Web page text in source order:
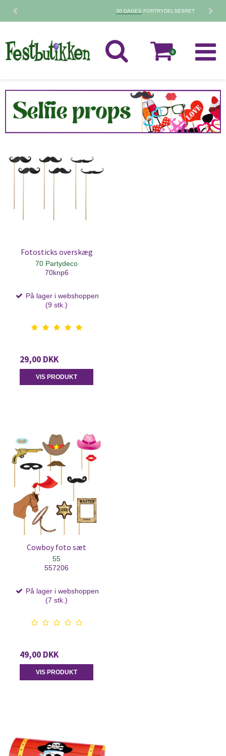
FORTRYDELSESRET
0
Fotosticks overskæg
70 Partydeco
70knp6
På lager i webshoppen
(9 stk.)
29,00 DKK
VIS PRODUKT
Cowboy foto sæt
55
557206
På lager i webshoppen
(7 stk.)
49,00 DKK
VIS PRODUKT